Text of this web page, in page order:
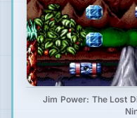
Jim Power: The Lost